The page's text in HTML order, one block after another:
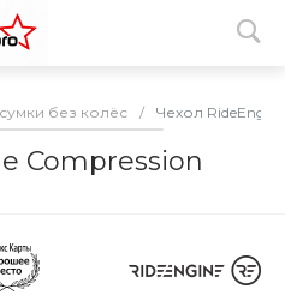
без колёс / Чехол
Compression